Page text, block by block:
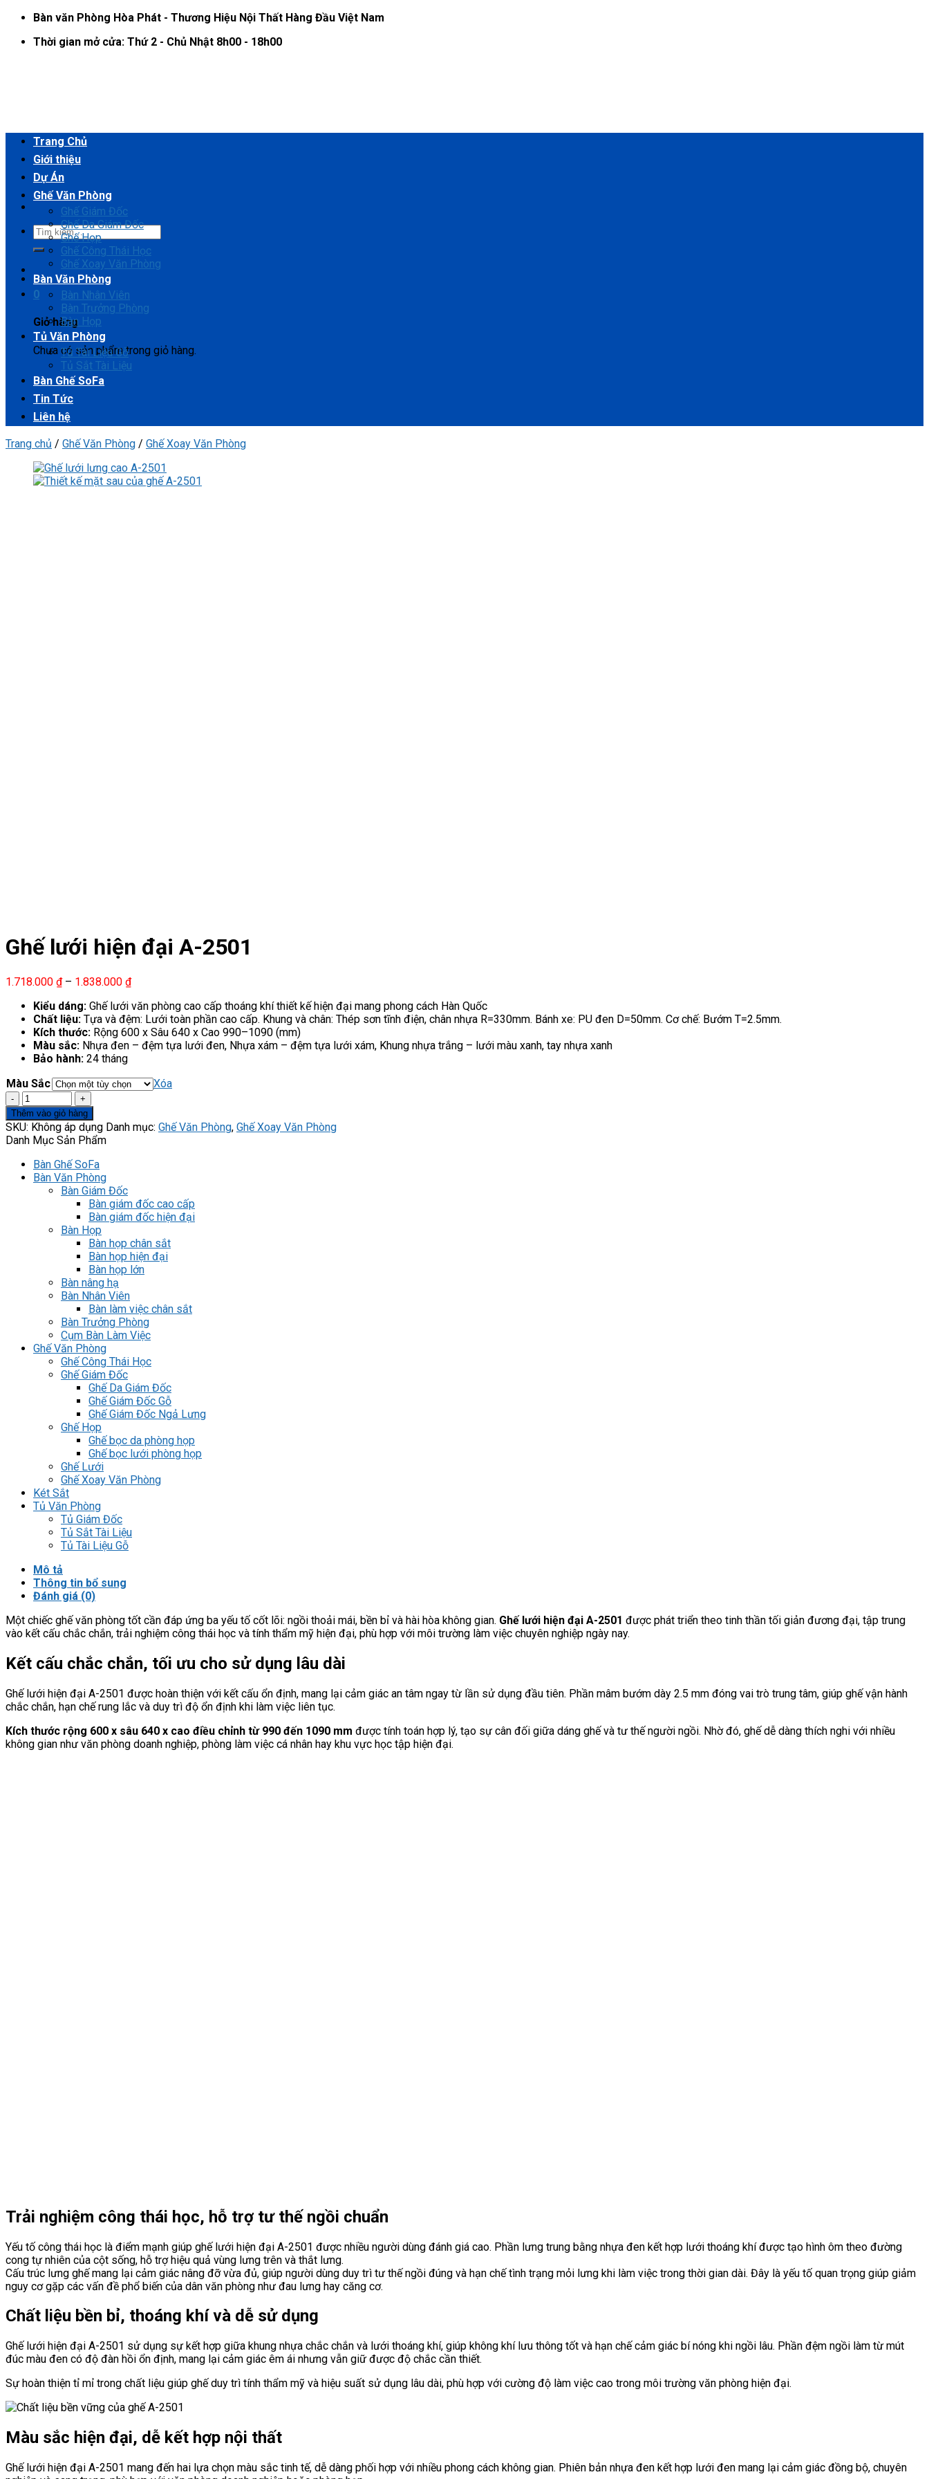
Skip
content
Bàn văn Phòng Hòa Phát - Thương Hiệu Nội Thất Hàng Đầu Việt Nam
Thời gian mở cửa: Thứ 2 - Chủ Nhật 8h00 - 18h00
0
Giỏ hàng
Chưa có sản phẩm trong giỏ hàng.
Trang Chủ
Giới thiệu
Dự Án
Ghế Văn Phòng
Ghế Giám Đốc
Ghế Da Giám Đốc
Ghế Họp
Ghế Công Thái Học
Ghế Xoay Văn Phòng
Bàn Văn Phòng
Bàn Nhân Viên
Bàn Trưởng Phòng
Bàn Họp
Tủ Văn Phòng
Tủ Tài Liệu Gỗ
Tủ Sắt Tài Liệu
Bàn Ghế SoFa
Tin Tức
Liên hệ
Trang chủ / Ghế Văn Phòng / Ghế Xoay Văn Phòng
Ghế lưới hiện đại A-2501
1.718.000 ₫ – 1.838.000 ₫Khoảng
từ
1.718.000 ₫
đến
1.838.000 ₫
Kiểu dáng: Ghế lưới văn phòng cao cấp thoáng khí thiết kế hiện đại mang phong cách Hàn Quốc
Chất liệu: Tựa và đệm: Lưới toàn phần cao cấp. Khung và chân: Thép sơn tĩnh điện, chân nhựa R=330mm. Bánh xe: PU đen D=50mm. Cơ chế: Bướm T=2.5mm.
Kích thước: Rộng 600 x Sâu 640 x Cao 990–1090 (mm)
Màu sắc: Nhựa đen – đệm tựa lưới đen, Nhựa xám – đệm tựa lưới xám, Khung nhựa trắng – lưới màu xanh, tay nhựa xanh
Bảo hành: 24 tháng
Màu Sắc
Xóa
Ghế
lưới
hiện
đại
2501
số
lượng
Thêm vào giỏ hàng
SKU: Không áp dụng Danh mục: Ghế Văn Phòng, Ghế Xoay Văn Phòng
Danh Mục Sản Phẩm
Bàn Ghế SoFa
Bàn Văn Phòng
Bàn Giám Đốc
Bàn giám đốc cao cấp
Bàn giám đốc hiện đại​
Bàn Họp
Bàn họp chân sắt
Bàn họp hiện đại
Bàn họp lớn
Bàn nâng hạ
Bàn Nhân Viên
Bàn làm việc chân sắt
Bàn Trưởng Phòng
Cụm Bàn Làm Việc
Ghế Văn Phòng
Ghế Công Thái Học
Ghế Giám Đốc
Ghế Da Giám Đốc
Ghế Giám Đốc Gỗ
Ghế Giám Đốc Ngả Lưng
Ghế Họp
Ghế bọc da phòng họp
Ghế bọc lưới phòng họp
Ghế Lưới
Ghế Xoay Văn Phòng
Két Sắt
Tủ Văn Phòng
Tủ Giám Đốc
Tủ Sắt Tài Liệu
Tủ Tài Liệu Gỗ
Mô tả
Thông tin bổ sung
Đánh giá (0)
Một chiếc ghế văn phòng tốt cần đáp ứng ba yếu tố cốt lõi: ngồi thoải mái, bền bỉ và hài hòa không gian. Ghế lưới hiện đại A-2501 được phát triển theo tinh thần tối giản đương đại, tập trung
vào kết cấu chắc chắn, trải nghiệm công thái học và tính thẩm mỹ hiện đại, phù hợp với môi trường làm việc chuyên nghiệp ngày nay.
Kết cấu chắc chắn, tối ưu cho sử dụng lâu dài
Ghế lưới hiện đại A-2501 được hoàn thiện với kết cấu ổn định, mang lại cảm giác an tâm ngay từ lần sử dụng đầu tiên. Phần mâm bướm dày 2.5 mm đóng vai trò trung tâm, giúp ghế vận hành
chắc chắn, hạn chế rung lắc và duy trì độ ổn định khi làm việc liên tục.
Kích thước rộng 600 x sâu 640 x cao điều chỉnh từ 990 đến 1090 mm được tính toán hợp lý, tạo sự cân đối giữa dáng ghế và tư thế người ngồi. Nhờ đó, ghế dễ dàng thích nghi với nhiều
không gian như văn phòng doanh nghiệp, phòng làm việc cá nhân hay khu vực học tập hiện đại.
Trải nghiệm công thái học, hỗ trợ tư thế ngồi chuẩn
Yếu tố công thái học là điểm mạnh giúp ghế lưới hiện đại A-2501 được nhiều người dùng đánh giá cao. Phần lưng trung bằng nhựa đen kết hợp lưới thoáng khí được tạo hình ôm theo đường
cong tự nhiên của cột sống, hỗ trợ hiệu quả vùng lưng trên và thắt lưng.
Cấu trúc lưng ghế mang lại cảm giác nâng đỡ vừa đủ, giúp người dùng duy trì tư thế ngồi đúng và hạn chế tình trạng mỏi lưng khi làm việc trong thời gian dài. Đây là yếu tố quan trọng giúp giảm
nguy cơ gặp các vấn đề phổ biến của dân văn phòng như đau lưng hay căng cơ.
Chất liệu bền bỉ, thoáng khí và dễ sử dụng
Ghế lưới hiện đại A-2501 sử dụng sự kết hợp giữa khung nhựa chắc chắn và lưới thoáng khí, giúp không khí lưu thông tốt và hạn chế cảm giác bí nóng khi ngồi lâu. Phần đệm ngồi làm từ mút
đúc màu đen có độ đàn hồi ổn định, mang lại cảm giác êm ái nhưng vẫn giữ được độ chắc cần thiết.
Sự hoàn thiện tỉ mỉ trong chất liệu giúp ghế duy trì tính thẩm mỹ và hiệu suất sử dụng lâu dài, phù hợp với cường độ làm việc cao trong môi trường văn phòng hiện đại.
Màu sắc hiện đại, dễ kết hợp nội thất
Ghế lưới hiện đại A-2501 mang đến hai lựa chọn màu sắc tinh tế, dễ dàng phối hợp với nhiều phong cách không gian. Phiên bản nhựa đen kết hợp lưới đen mang lại cảm giác đồng bộ, chuyên